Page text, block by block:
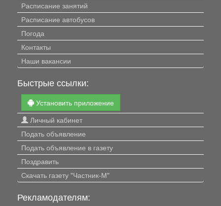
Расписание занятий
Расписание автобусов
Погода
Контакты
Наши вакансии
Быстрые ссылки:
Установить приложение
Личный кабинет
Подать объявление
Подать объявление в газету
Поздравить
Скачать газету "Частник-М"
Рекламодателям: